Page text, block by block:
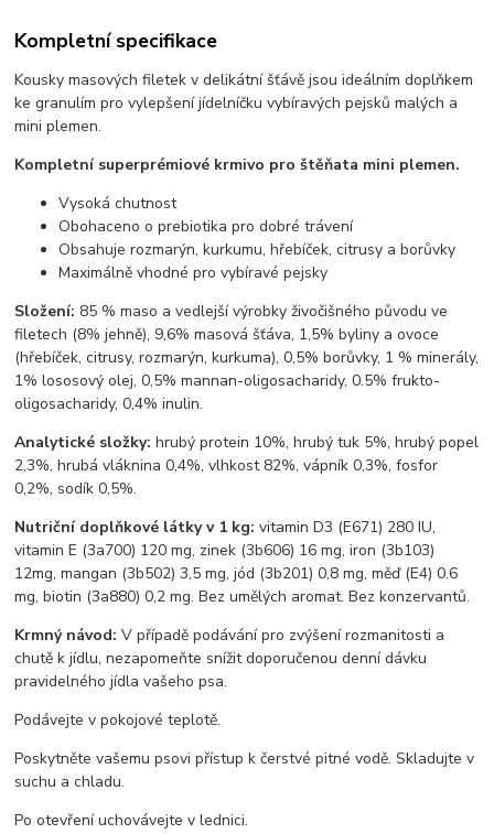
Kompletní specifikace
Kousky masových filetek v delikátní šťávě jsou ideálním doplňkem
ke granulím pro vylepšeníjídelníčku vybíravých pejsků malých a
mini plemen.
Kompletní superprémiové krmivo proštěňata mini plemen.
Vysoká chutnost
Obohaceno o prebiotika pro dobré trávení
Obsahuje rozmarýn, kurkumu, hřebíček, citrusy a borůvky
Maximálně vhodné pro vybíravé pejsky
Složení: 85 % maso a vedlejší výrobky živočišného původu ve
filetech (8% jehně), 9,6%masová šťáva, 1,5% byliny a ovoce
(hřebíček, citrusy, rozmarýn, kurkuma), 0,5% borůvky, 1 %minerály,
1% lososový olej, 0,5% mannan-oligosacharidy, 0.5% frukto-
oligosacharidy, 0,4%inulin.
Analytické složky: hrubý protein 10%, hrubý tuk 5%, hrubý popel
2,3%, hrubá vláknina 0,4%,vlhkost 82%, vápník 0,3%, fosfor
0,2%, sodík 0,5%.
Nutriční doplňkové látky v 1 kg: vitamin D3 (E671) 280 IU,
vitamin E (3a700) 120 mg, zinek (3b606) 16 mg, iron (3b103)
12mg, mangan (3b502) 3,5 mg, jód (3b201) 0,8 mg, měď (E4)0.6
mg, biotin (3a880) 0,2 mg. Bez umělých aromat. Bez konzervantů.
Krmný návod: V případě podávání pro zvýšení rozmanitosti a
chutě k jídlu, nezapomeňte snížit doporučenou denní dávku
pravidelného jídla vašeho psa.
Podávejte v pokojové teplotě.
Poskytněte vašemu psovi přístup k čerstvé pitné vodě. Skladujte v
suchu a chladu.
Pootevření uchovávejte v lednici.